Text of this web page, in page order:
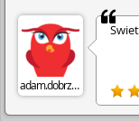
adam.dobrzanski75